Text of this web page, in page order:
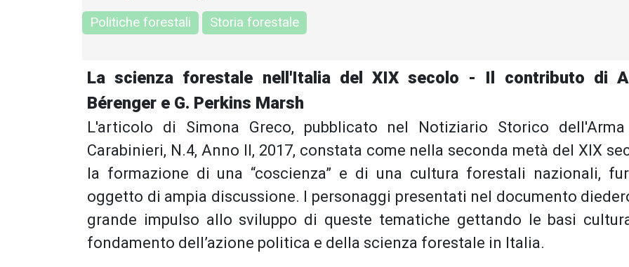
Politiche forestali Storia forestale
La scienza forestale nell'Italia del XIX secolo - Il contributo di
Bérenger e G. Perkins Marsh
L'articolo di Simona Greco, pubblicato nel Notiziario Storico
Carabinieri, N.4, Anno II, 2017, constata come nella seconda metà del XIX
la formazione di una “coscienza” e di una cultura forestali nazionali,
oggetto di ampia discussione. I personaggi presentati nel documento
grande impulso allo sviluppo di queste tematiche gettando le basi
fondamento dell’azione politica e della scienza forestale in Italia.